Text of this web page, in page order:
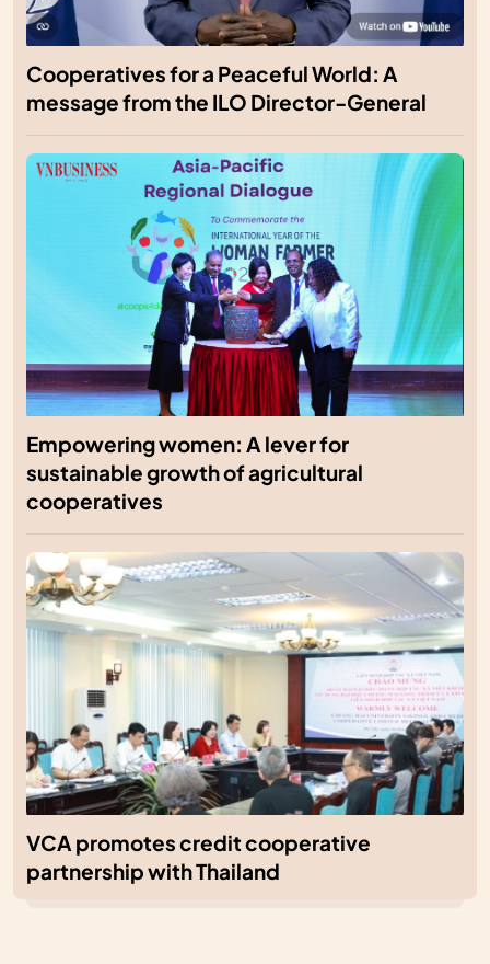
Cooperatives for a Peaceful World: A
message from the ILO Director-General
Empowering women: A lever for
sustainable growth of agricultural
cooperatives
VCA promotes credit cooperative
partnership with Thailand